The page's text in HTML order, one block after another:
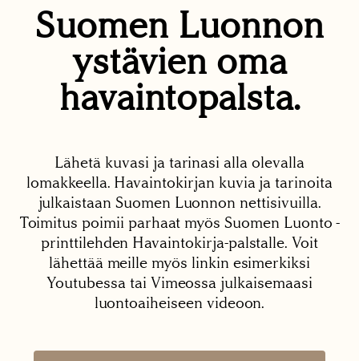
Suomen Luonnon
ystävien oma
havaintopalsta.
Lähetä kuvasi ja tarinasi alla olevalla
lomakkeella. Havaintokirjan kuvia ja tarinoita
julkaistaan Suomen Luonnon nettisivuilla.
Toimitus poimii parhaat myös Suomen Luonto -
printtilehden Havaintokirja-palstalle. Voit
lähettää meille myös linkin esimerkiksi
Youtubessa tai Vimeossa julkaisemaasi
luontoaiheiseen videoon.